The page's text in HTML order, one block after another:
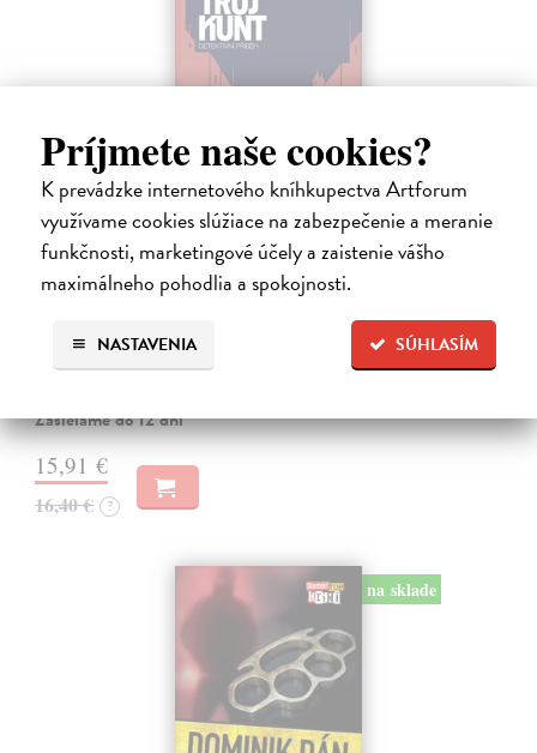
Príjmete naše cookies?
K prevádzke internetového kníhkupectva Artforum
využívame cookies slúžiace na zabezpečenie a meranie
funkčnosti, marketingové účely a zaistenie vášho
maximálneho pohodlia a spokojnosti.
SÚHLASÍM
NASTAVENIA
Tramwaj na Sachsenberg
Sagitarius Petr| Kniha
Tramwaj Cafe je kavárna v polském Těšíně a zároveň místo, kde se
sbíhají všechny nitky související s dalším brutálním zločinem, který
musí vyřešit Roman Saran, major ostravské kriminálky, a jeho tým.
Zasielame do 12 dní
15,91 €
16,40 € ?
na sklade